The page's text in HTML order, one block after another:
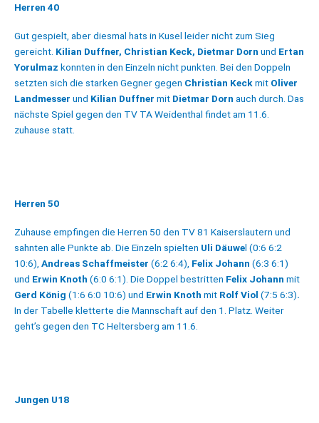
Herren 40
Gut gespielt, aber diesmal hats in Kusel leider nicht zum Sieg
gereicht. Kilian Duffner, Christian Keck, Dietmar Dorn und Ertan
Yorulmaz konnten in den Einzeln nicht punkten. Bei den Doppeln
setzten sich die starken Gegner gegen Christian Keckmit Oliver
Landmesser und Kilian Duffner mit Dietmar Dorn auch durch. Das
nächste Spiel gegen den TV TA Weidenthal findet am 11.6.
zuhause statt.
Herren 50
Zuhause empfingen die Herren 50 den TV 81 Kaiserslautern und
sahnten alle Punkte ab. Die Einzeln spielten Uli Däuwel (0:6 6:2
10:6), Andreas Schaffmeister (6:2 6:4), Felix Johann (6:3 6:1)
und Erwin Knoth (6:0 6:1). Die Doppel bestritten Felix Johann mit
Gerd König (1:6 6:0 10:6) und Erwin Knoth mit Rolf Viol (7:5 6:3).
In der Tabelle kletterte die Mannschaft auf den 1. Platz. Weiter
geht’s gegen den TC Heltersberg am 11.6.
Jungen U18